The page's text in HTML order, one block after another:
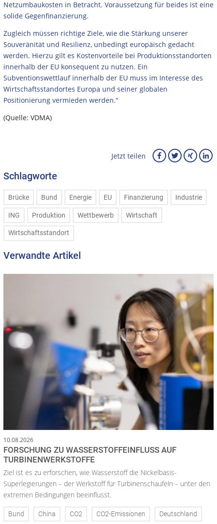
Netzumbaukosten in Betracht. Voraussetzung für beides ist eine
solide Gegenfinanzierung.
Zugleich müssen richtige Ziele, wie die Stärkung unserer
Souveränität und Resilienz, unbedingt europäisch gedacht
werden. Hierzu gilt es Kostenvorteile bei Produktionsstandorten
innerhalb der EU konsequent zu nutzen. Ein
Subventionswettlauf innerhalb der EU muss im Interesse des
Wirtschaftsstandortes Europa und seiner globalen
Positionierung vermieden werden.“
(Quelle: VDMA)
Jetzt teilen
Schlagworte
Brücke Bund Energie EU Finanzierung Industrie
ING Produktion Wettbewerb Wirtschaft
Wirtschaftsstandort
Verwandte Artikel
10.08.2026
FORSCHUNG ZU WASSERSTOFFEINFLUSS AUF
TURBINENWERKSTOFFE
Ziel ist es zu erforschen, wie Wasserstoff die Nickelbasis-
Superlegierungen – der Werkstoff für Turbinenschaufeln – unter den
extremen Bedingungen beeinflusst.
Bund China CO2 CO2-Emissionen Deutschland